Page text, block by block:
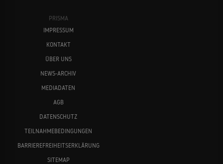
PRISMA
IMPRESSUM
KONTAKT
ÜBER UNS
NEWS-ARCHIV
MEDIADATEN
AGB
DATENSCHUTZ
TEILNAHMEBEDINGUNGEN
BARRIEREFREIHEITSERKLÄRUNG
SITEMAP